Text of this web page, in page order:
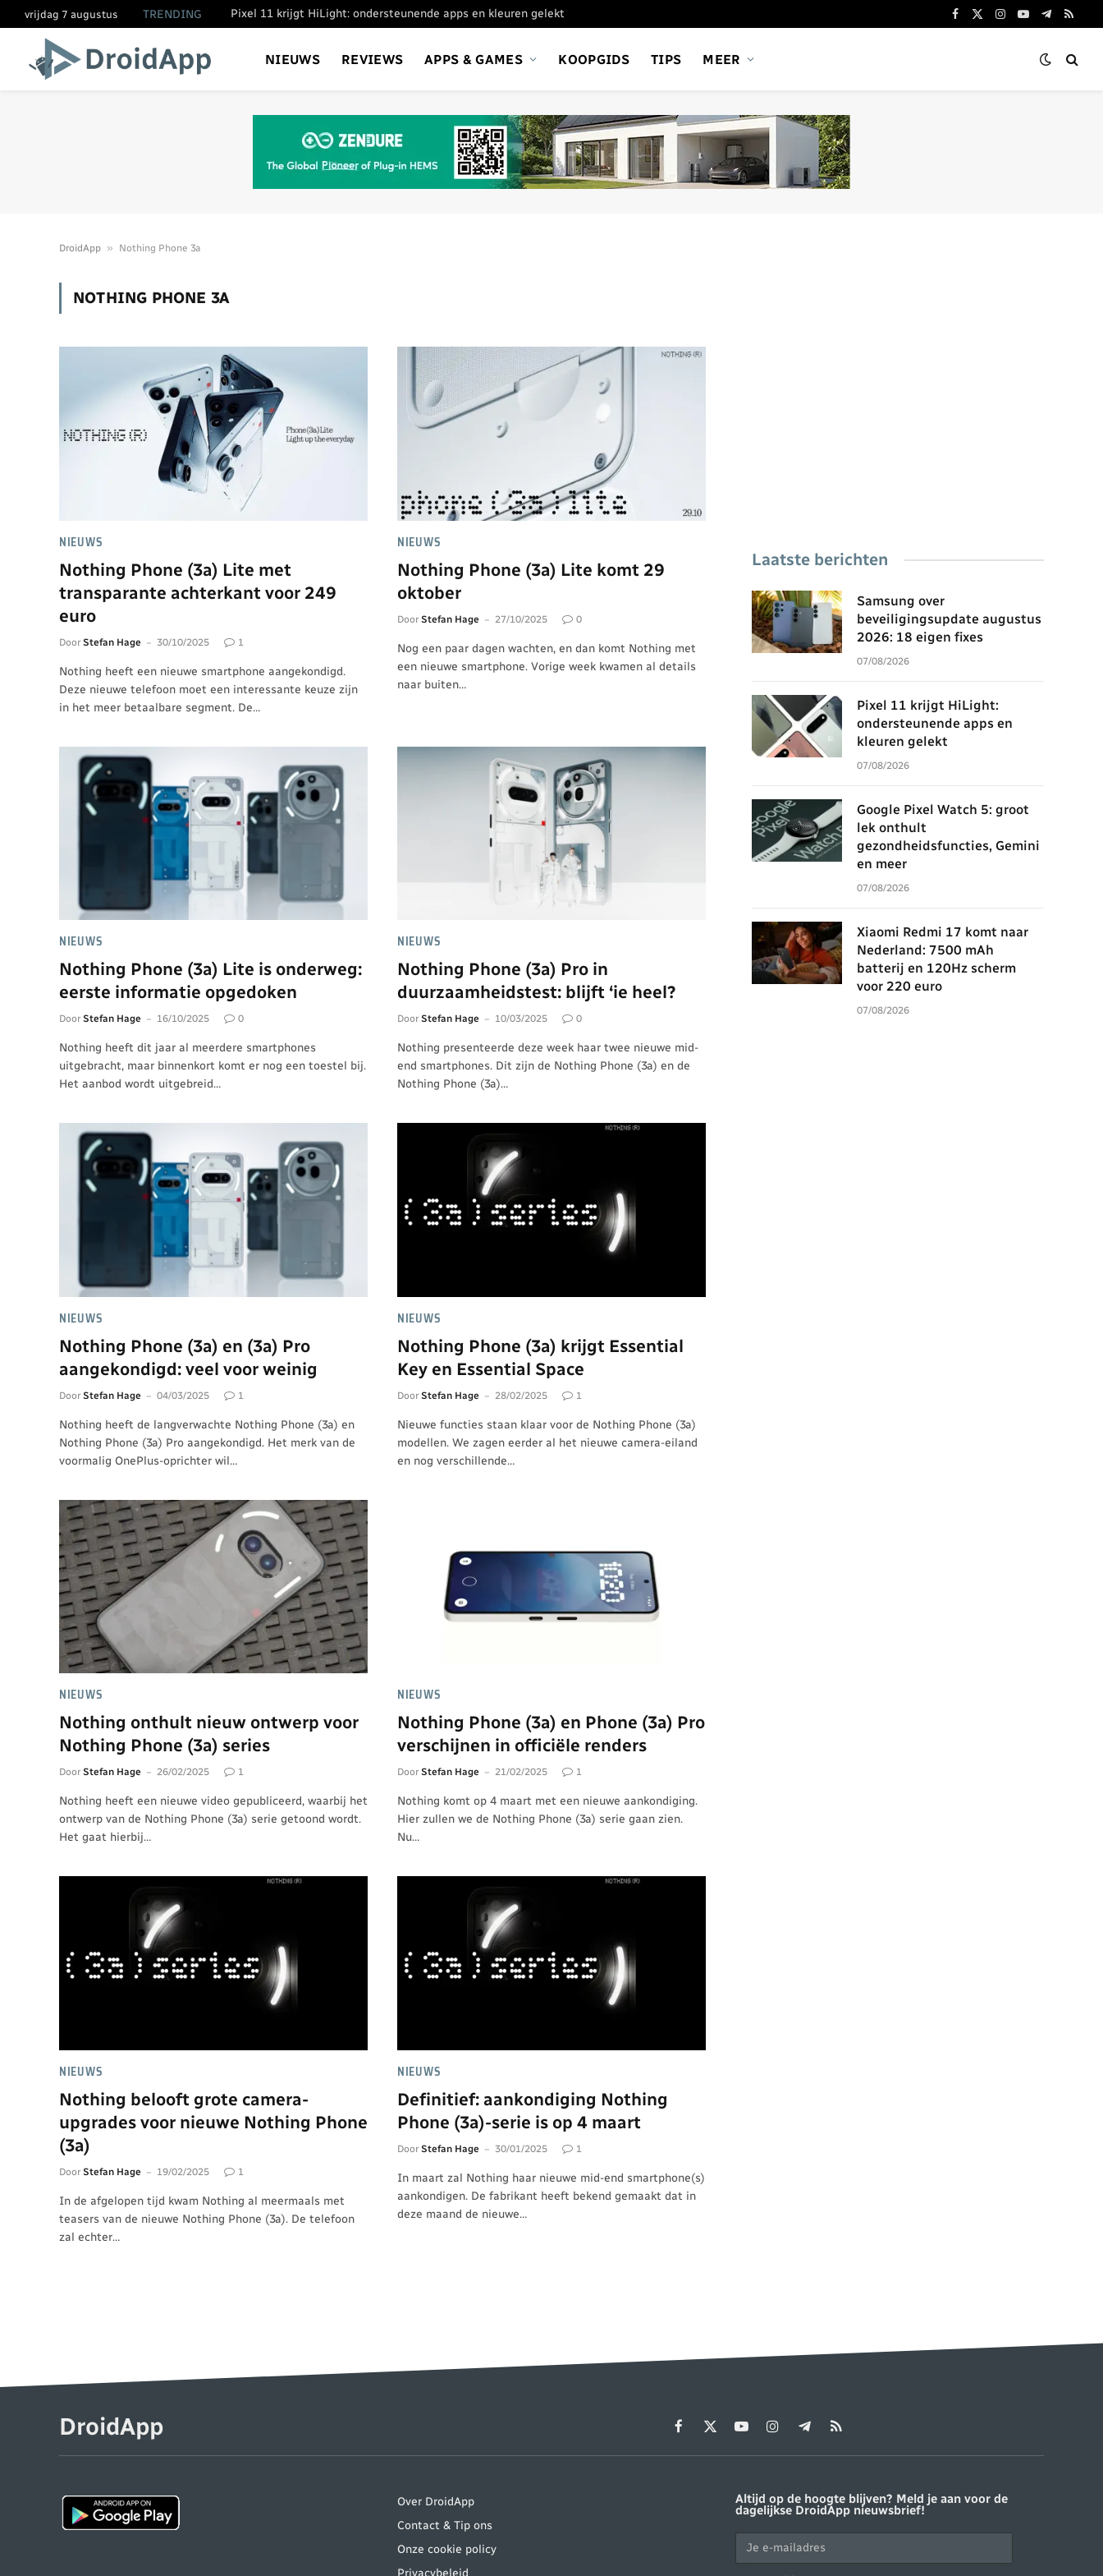
vrijdag 7 augustus TRENDING Pixel 11 krijgt HiLight: ondersteunende apps en kleuren gelekt
Facebook
X
Instagram
YouTube
Telegram
RSS
NIEUWS REVIEWS APPS & GAMES KOOPGIDS TIPS MEER
DroidApp » Nothing Phone 3a
NOTHING PHONE 3A
NIEUWS
Nothing Phone (3a) Lite met
transparante achterkant voor 249
euro
Door Stefan Hage 30/10/2025 1
Nothing heeft een nieuwe smartphone aangekondigd.
Deze nieuwe telefoon moet een interessante keuze zijn
in het meer betaalbare segment. De…
NIEUWS
Nothing Phone (3a) Lite komt 29
oktober
Door Stefan Hage 27/10/2025 0
Nog een paar dagen wachten, en dan komt Nothing met
een nieuwe smartphone. Vorige week kwamen al details
naar buiten…
NIEUWS
Nothing Phone (3a) Lite is onderweg:
eerste informatie opgedoken
Door Stefan Hage 16/10/2025 0
Nothing heeft dit jaar al meerdere smartphones
uitgebracht, maar binnenkort komt er nog een toestel bij.
Het aanbod wordt uitgebreid…
NIEUWS
Nothing Phone (3a) Pro in
duurzaamheidstest: blijft ‘ie heel?
Door Stefan Hage 10/03/2025 0
Nothing presenteerde deze week haar twee nieuwe mid-
end smartphones. Dit zijn de Nothing Phone (3a) en de
Nothing Phone (3a)…
NIEUWS
Nothing Phone (3a) en (3a) Pro
aangekondigd: veel voor weinig
Door Stefan Hage 04/03/2025 1
Nothing heeft de langverwachte Nothing Phone (3a) en
Nothing Phone (3a) Pro aangekondigd. Het merk van de
voormalig OnePlus-oprichter wil…
NIEUWS
Nothing Phone (3a) krijgt Essential
Key en Essential Space
Door Stefan Hage 28/02/2025 1
Nieuwe functies staan klaar voor de Nothing Phone (3a)
modellen. We zagen eerder al het nieuwe camera-eiland
en nog verschillende…
NIEUWS
Nothing onthult nieuw ontwerp voor
Nothing Phone (3a) series
Door Stefan Hage 26/02/2025 1
Nothing heeft een nieuwe video gepubliceerd, waarbij het
ontwerp van de Nothing Phone (3a) serie getoond wordt.
Het gaat hierbij…
NIEUWS
Nothing Phone (3a) en Phone (3a) Pro
verschijnen in officiële renders
Door Stefan Hage 21/02/2025 1
Nothing komt op 4 maart met een nieuwe aankondiging.
Hier zullen we de Nothing Phone (3a) serie gaan zien.
Nu…
NIEUWS
Nothing belooft grote camera-
upgrades voor nieuwe Nothing Phone
(3a)
Door Stefan Hage 19/02/2025 1
In de afgelopen tijd kwam Nothing al meermaals met
teasers van de nieuwe Nothing Phone (3a). De telefoon
zal echter…
NIEUWS
Definitief: aankondiging Nothing
Phone (3a)-serie is op 4 maart
Door Stefan Hage 30/01/2025 1
In maart zal Nothing haar nieuwe mid-end smartphone(s)
aankondigen. De fabrikant heeft bekend gemaakt dat in
deze maand de nieuwe…
Laatste berichten
Samsung over
beveiligingsupdate augustus
2026: 18 eigen fixes
07/08/2026
Pixel 11 krijgt HiLight:
ondersteunende apps en
kleuren gelekt
07/08/2026
Google Pixel Watch 5: groot
lek onthult
gezondheidsfuncties, Gemini
en meer
07/08/2026
Xiaomi Redmi 17 komt naar
Nederland: 7500 mAh
batterij en 120Hz scherm
voor 220 euro
07/08/2026
DroidApp Facebook
X
YouTubeInstagramTelegram
RSS
Over DroidApp
Contact & Tip ons
Onze cookie policy
Privacybeleid
Altijd op de hoogte blijven? Meld je aan voor de
dagelijkse DroidApp nieuwsbrief!